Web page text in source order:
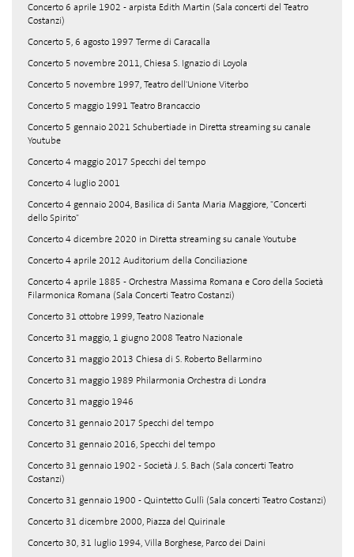
Concerto 6 aprile 1902 - arpista Edith Martin (Sala concerti del Teatro
Costanzi)
Concerto 5, 6 agosto 1997 Terme di Caracalla
Concerto 5 novembre 2011, Chiesa S. Ignazio di Loyola
Concerto 5 novembre 1997, Teatro dell'Unione Viterbo
Concerto 5 maggio 1991 Teatro Brancaccio
Concerto 5 gennaio 2021 Schubertiade in Diretta streaming su canale
Youtube
Concerto 4 maggio 2017 Specchi del tempo
Concerto 4 luglio 2001
Concerto 4 gennaio 2004, Basilica di Santa Maria Maggiore, "Concerti
dello Spirito"
Concerto 4 dicembre 2020 in Diretta streaming su canale Youtube
Concerto 4 aprile 2012 Auditorium della Conciliazione
Concerto 4 aprile 1885 - Orchestra Massima Romana e Coro della Società
Filarmonica Romana (Sala Concerti Teatro Costanzi)
Concerto 31 ottobre 1999, Teatro Nazionale
Concerto 31 maggio, 1 giugno 2008 Teatro Nazionale
Concerto 31 maggio 2013 Chiesa di S. Roberto Bellarmino
Concerto 31 maggio 1989 Philarmonia Orchestra di Londra
Concerto 31 maggio 1946
Concerto 31 gennaio 2017 Specchi del tempo
Concerto 31 gennaio 2016, Specchi del tempo
Concerto 31 gennaio 1902 - Società J. S. Bach (Sala concerti Teatro
Costanzi)
Concerto 31 gennaio 1900 - Quintetto Gullì (Sala concerti Teatro Costanzi)
Concerto 31 dicembre 2000, Piazza del Quirinale
Concerto 30, 31 luglio 1994, Villa Borghese, Parco dei Daini